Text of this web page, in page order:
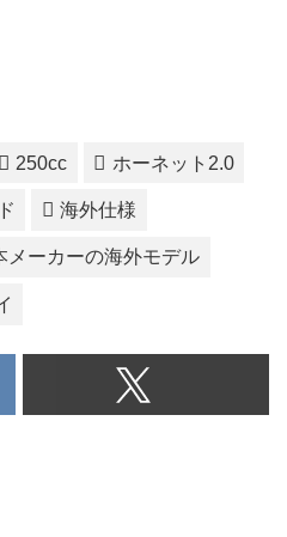
250cc ホーネット2.0
海外仕様
メーカーの海外モデル